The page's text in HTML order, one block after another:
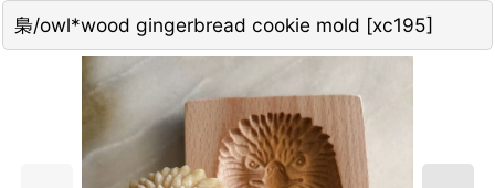
梟/owl*wood gingerbread cookie mold [xc195]